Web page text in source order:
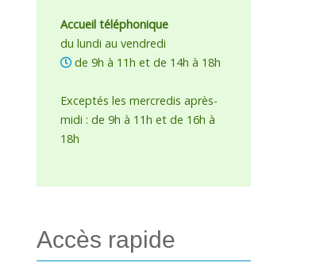
Accueil téléphonique
du lundi au vendredi
de 9h à 11h et de 14h à 18h
Exceptés les mercredis après-
midi : de 9h à 11h et de 16h à
18h
Accès rapide